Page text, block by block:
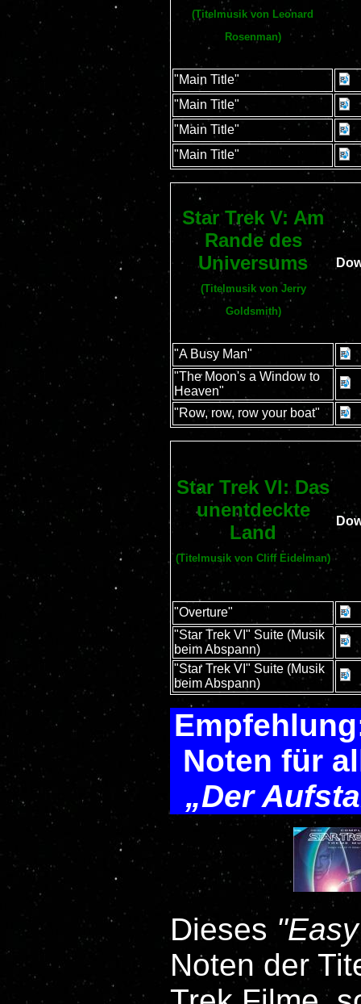
(Titelmusik von Leonard
Rosenman)
"Main Title"
"Main Title"
"Main Title"
"Main Title"
Star Trek V: Am
Rande des
Universums
(Titelmusik von Jerry
Goldsmith)
"A Busy Man"
"The Moon's a Window to
Heaven"
"Row, row, row your boat"
Star Trek VI: Das
unentdeckte
Land
(Titelmusik von Cliff Eidelman)
"Overture"
"Star Trek VI" Suite (Musik
beim Abspann)
"Star Trek VI" Suite (Musik
beim Abspann)
Noten für
Der
Dieses
Noten der